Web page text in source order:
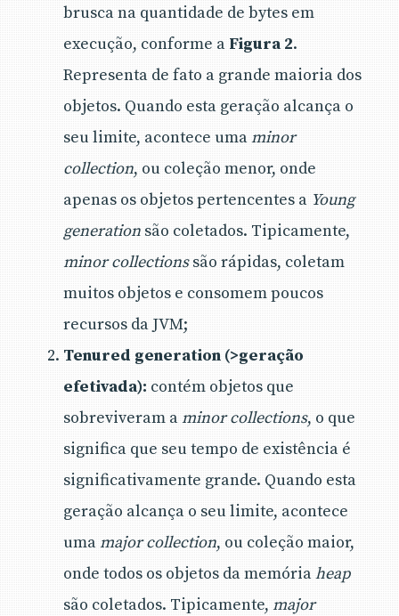
brusca na quantidade de bytes em
execução, conforme a Figura 2.
Representa de fato a grande maioria dos
objetos. Quando esta geração alcança o
seu limite, acontece umaminor
collection, ou coleção menor, onde
apenas os objetos pertencentes a Young
generation são coletados. Tipicamente,
minor collectionssão rápidas, coletam
muitos objetos e consomem poucos
recursos da JVM;
Tenured generation (>geração
efetivada): contém objetos que
sobreviveram aminor collections, o que
significa que seu tempo de existência é
significativamente grande. Quando esta
geração alcança o seu limite, acontece
umamajor collection, ou coleção maior,
onde todos os objetos da memóriaheap
são coletados. Tipicamente, major